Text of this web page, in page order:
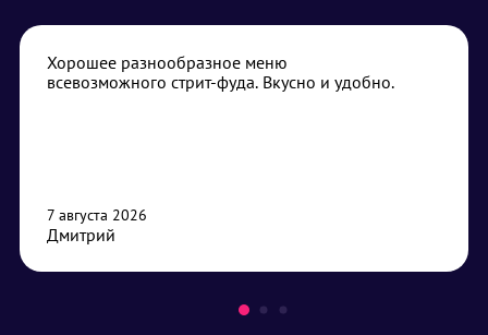
Хорошее разнообразное меню
всевозможного стрит-фуда. Вкусно и удобно.
7 августа 2026
Дмитрий